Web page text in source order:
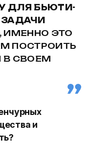
ДЛЯ БЬЮТИ-
ЭТО
ПОСТРОИТЬ
В СВОЕМ
и